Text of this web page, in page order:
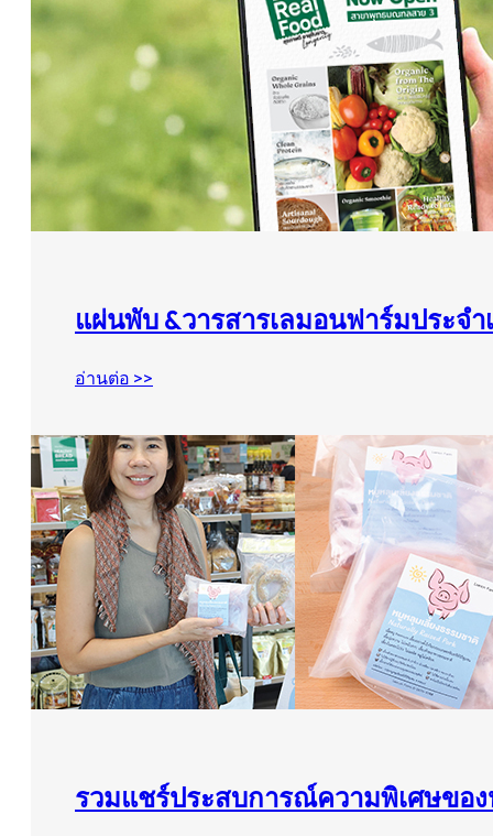
แผ่นพับ &วารสารเลมอนฟาร์มประจำ
อ่านต่อ >>
รวมแชร์ประสบการณ์ความพิเศษขอ